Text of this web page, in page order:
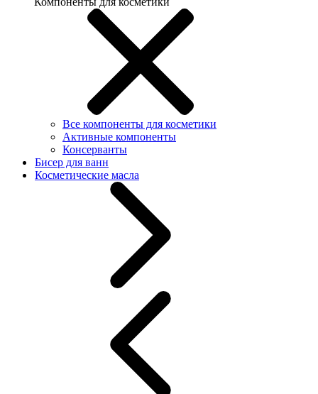
Все компоненты для косметики
Активные компоненты
Консерванты
Бисер для ванн
Косметические масла